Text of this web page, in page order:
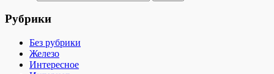
Рубрики
Без рубрики
Железо
Интересное